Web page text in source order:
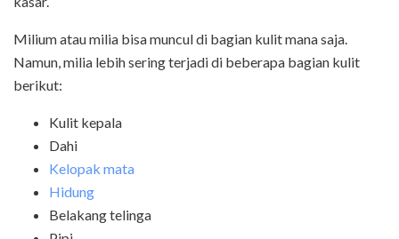
Milium atau milia bisa muncul di bagian kulit mana saja.
Namun, milia lebih sering terjadi di beberapa bagian kulit
berikut:
Kulit kepala
Dahi
Kelopak mata
Hidung
Belakang telinga